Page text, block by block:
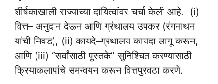
शीर्षकाखाली राज्याच्या दायित्वांवर चर्चा केली आहे. (i)
वित्त– अनुदान देऊन आणि ग्रंथालय उपकर (रंगनाथन
यांची निवड), (ii) कायदे–ग्रंथालय कायदा लागू करून,
आणि (iii) “सर्वांसाठी पुस्तके” सुनिश्चित करण्यासाठी
क्रियाकलापांचे समन्वयन करून वित्तपुरवठा करणे.